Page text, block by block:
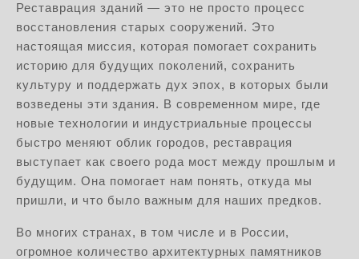
Реставрация зданий — это не просто процесс
восстановления старых сооружений. Это
настоящая миссия, которая помогает сохранить
историю для будущих поколений, сохранить
культуру и поддержать дух эпох, в которых были
возведены эти здания. В современном мире, где
новые технологии и индустриальные процессы
быстро меняют облик городов, реставрация
выступает как своего рода мост между прошлым и
будущим. Она помогает нам понять, откуда мы
пришли, и что было важным для наших предков.
Во многих странах, в том числе и в России,
огромное количество архитектурных памятников